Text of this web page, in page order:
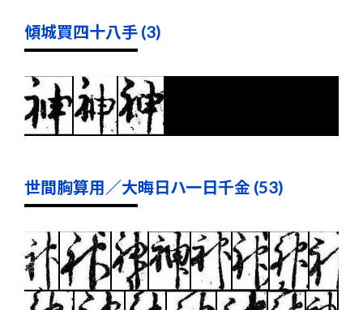
傾城買四十八手 (3)
世間胸算用／大晦日ハ一日千金 (53)